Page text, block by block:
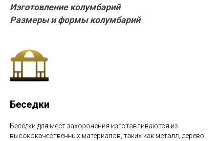
Изготовление колумбарий
Размеры и формы колумбарий
Беседки
Беседки для мест захоронения изготавливаются из
высококачественных материалов, таких как металл, дерево